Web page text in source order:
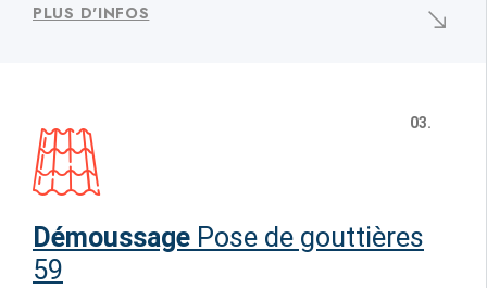
PLUS D'INFOS
03.
Démoussage Pose de gouttières
59